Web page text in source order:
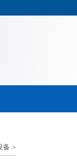
备 >